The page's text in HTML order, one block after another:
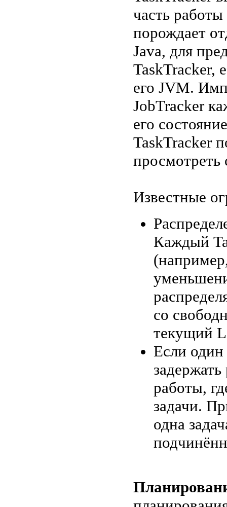
часть
порождает
Java, для
TaskTracker,
его JVM.
JobTracker
его
TaskTracker
Известные
Каждый
со
текущий
Если
работы,
задачи.
одна